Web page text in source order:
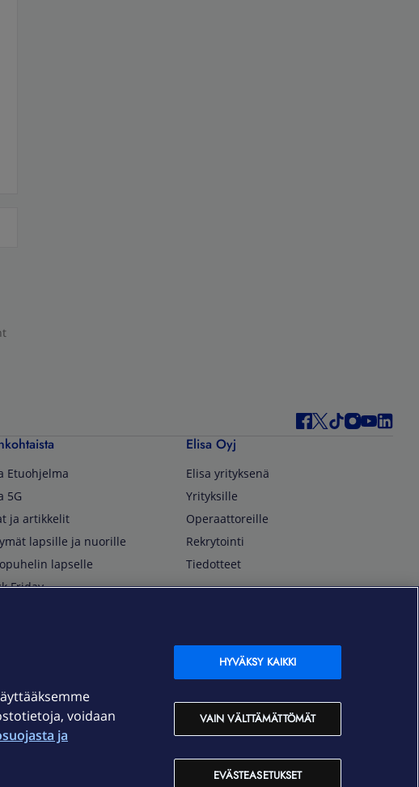
Etuohjelma
5G
ja artikkelit
lapsille ja nuorille
lapselle
Friday
Elisa Oyj
Elisa yrityksenä
Yrityksille
Operaattoreille
Rekrytointi
Tiedotteet
OmaElisa Self Service
Moving to Finland
Elisa Corporation
Kundtjänst
voidaan
ja
EVÄSTEASETUKSET
VAIN VÄLTTÄMÄTTÖMÄT
HYVÄKSY KAIKKI